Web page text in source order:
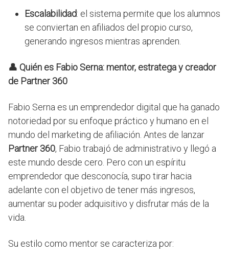
Escalabilidad: el sistema permite que los alumnos
se conviertan en afiliados del propio curso,
generando ingresos mientras aprenden.
👤 Quién es Fabio Serna: mentor, estratega y creador
de Partner 360
Fabio Serna es un emprendedor digital que ha ganado
notoriedad por su enfoque práctico y humano en el
mundo del marketing de afiliación. Antes de lanzar
Partner 360, Fabio trabajó de administrativo y llegó a
este mundo desde cero. Pero con un espíritu
emprendedor que desconocía, supo tirar hacia
adelante con el objetivo de tener más ingresos,
aumentar su poder adquisitivo y disfrutar más de la
vida.
Su estilo como mentor se caracteriza por: